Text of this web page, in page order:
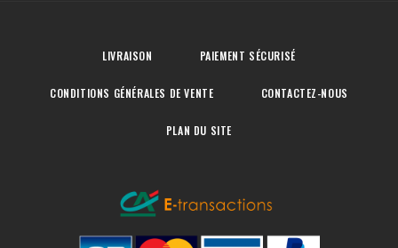
LIVRAISON PAIEMENT SÉCURISÉ
CONDITIONS GÉNÉRALES DE VENTE CONTACTEZ-NOUS
PLAN DU SITE